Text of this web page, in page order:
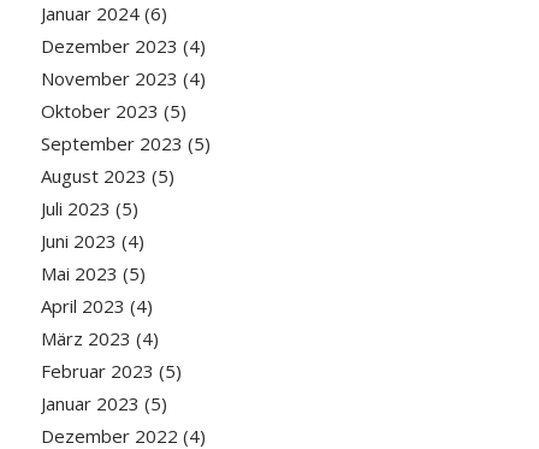
Januar 2024(6)
Dezember 2023 (4)
November 2023 (4)
Oktober 2023 (5)
September 2023 (5)
August 2023 (5)
Juli 2023 (5)
Juni 2023 (4)
Mai 2023 (5)
April 2023 (4)
März 2023 (4)
Februar 2023 (5)
Januar 2023 (5)
Dezember 2022 (4)